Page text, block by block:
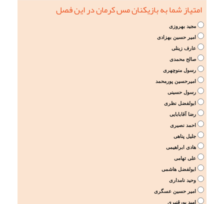
امتیاز شما به بازیکنان مس کرمان در این فصل
مجید بهروزی
امیر حسین بهزادی
عارف زینلی
صالح محمدی
رسول منوچهری
امیرحسین پورمحمد
رسول حسینی
ابولفضل نظری
رضا آقابابایی
احمد نصیری
جلیل پناهی
هادی ابراهیمی
علی تهامی
ابولفضل هاشمی
وحید نامداری
امیر حسین عسگری
امید پورقنبری